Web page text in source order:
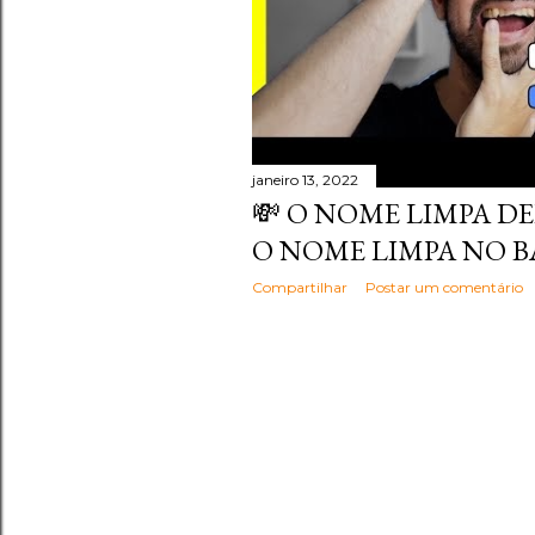
janeiro 13, 2022
💸 O NOME LIMPA
O NOME LIMPA NO
Compartilhar Postar um comentário